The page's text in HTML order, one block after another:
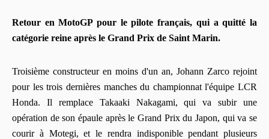
Retour en MotoGP pour le pilote français, qui a quitté la
catégorie reine après le Grand Prix de Saint Marin.
Troisième constructeur en moins d'un an, Johann Zarco rejoint
pour les trois dernières manches du championnat l'équipe LCR
Honda. Il remplace Takaaki Nakagami, qui va subir une
opération de son épaule après le Grand Prix du Japon, qui va se
courir à Motegi, et le rendra indisponible pendant plusieurs